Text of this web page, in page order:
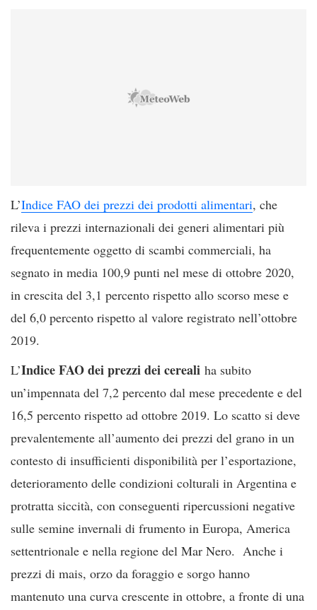
L’Indice FAO dei prezzi dei prodotti alimentari, che
rileva i prezzi internazionali dei generi alimentari più
frequentemente oggetto di scambi commerciali, ha
segnato in media 100,9 punti nel mese di ottobre 2020,
in crescita del 3,1 percento rispetto allo scorso mese e
del 6,0 percento rispetto al valore registrato nell’ottobre
2019.
L’Indice FAO dei prezzi dei cereali ha subito
un’impennata del 7,2 percento dal mese precedente e del
16,5 percento rispetto ad ottobre 2019. Lo scatto si deve
prevalentemente all’aumento dei prezzi del grano in un
contesto di insufficienti disponibilità per l’esportazione,
deterioramento delle condizioni colturali in Argentina e
protratta siccità, con conseguenti ripercussioni negative
sulle semine invernali di frumento in Europa, America
settentrionale e nella regione del Mar Nero. Anche i
prezzi di mais, orzo da foraggio e sorgo hanno
mantenuto una curva crescente in ottobre, a fronte di una